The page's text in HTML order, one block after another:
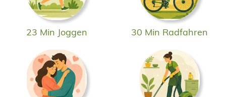
23 Min Joggen 30 Min Radfahren